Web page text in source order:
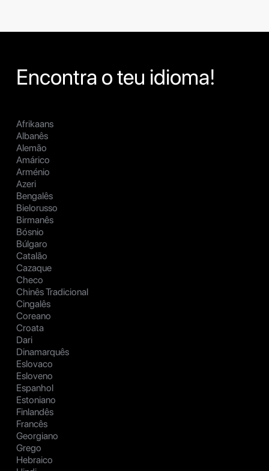
Encontra o teu idioma!
Afrikaans
Albanês
Alemão
Amárico
Arménio
Azeri
Bengalês
Bielorusso
Birmanês
Bósnio
Búlgaro
Catalão
Cazaque
Checo
Chinês Tradicional
Cingalês
Coreano
Croata
Dari
Dinamarquês
Eslovaco
Esloveno
Espanhol
Estoniano
Finlandês
Francês
Georgiano
Grego
Hebraico